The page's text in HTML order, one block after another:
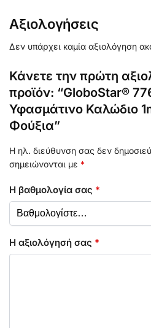
Αξιολογήσεις
Δεν υπάρχει καμία αξιολόγηση
Κάνετε την πρώτη
προϊόν: “GloboStar®
Υφασμάτινο Καλώδιο
Φούξια”
Η ηλ. διεύθυνση σας δεν
σημειώνονται με *
Η βαθμολογία σας *
Η αξιολόγησή σας *